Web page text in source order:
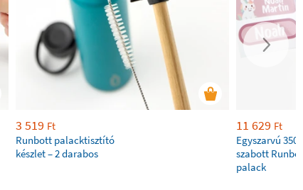
3 519 Ft
Runbott palacktisztító
készlet – 2 darabos
11 629 Ft
Egyszarvú 350
szabott
palack